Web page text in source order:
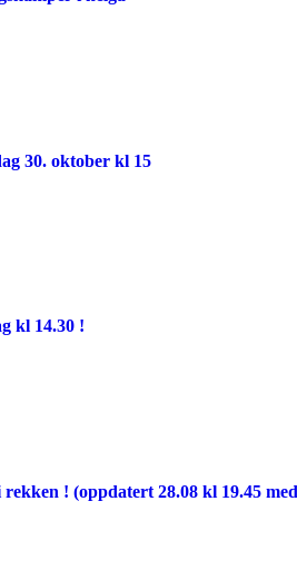
30. oktober kl 15
kl 14.30 !
! (oppdatert 28.08 kl 19.45